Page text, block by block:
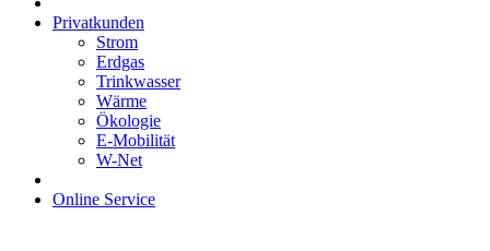
Privatkunden
Strom
Erdgas
Trinkwasser
Wärme
Ökologie
E-Mobilität
W-Net
Online Service